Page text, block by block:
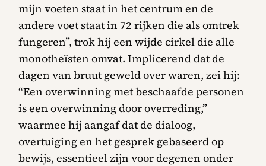
mijn voeten staat in het centrum en de
andere voet staat in 72 rijken die als omtrek
fungeren”, trok hij een wijde cirkel die alle
monotheïsten omvat. Implicerend dat de
dagen van bruut geweld over waren, zei hij:
“Een overwinning met beschaafde personen
is een overwinning door overreding,”
waarmee hij aangaf dat de dialoog,
overtuiging en het gesprek gebaseerd op
bewijs, essentieel zijn voor degenen onder